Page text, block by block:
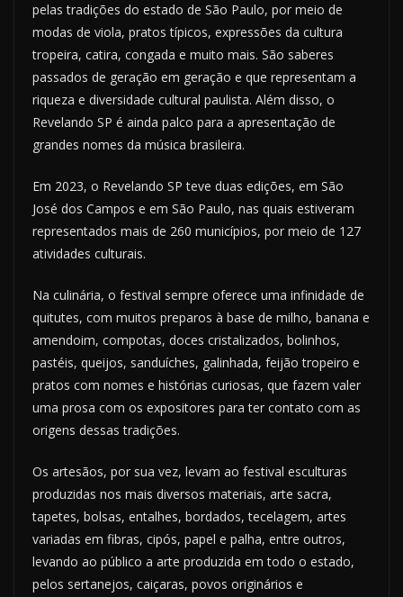
pelas tradições do estado de São Paulo, por meio de
modas de viola, pratos típicos, expressões da cultura
tropeira, catira, congada e muito mais. São saberes
passados de geração em geração e que representam a
riqueza e diversidade cultural paulista. Além disso, o
Revelando SP é ainda palco para a apresentação de
grandes nomes da música brasileira.
Em 2023, o Revelando SP teve duas edições, em São
José dos Campos e em São Paulo, nas quais estiveram
representados mais de 260 municípios, por meio de 127
atividades culturais.
Na culinária, o festival sempre oferece uma infinidade de
quitutes, com muitos preparos à base de milho, banana e
amendoim, compotas, doces cristalizados, bolinhos,
pastéis, queijos, sanduíches, galinhada, feijão tropeiro e
pratos com nomes e histórias curiosas, que fazem valer
uma prosa com os expositores para ter contato com as
origens dessas tradições.
Os artesãos, por sua vez, levam ao festival esculturas
produzidas nos mais diversos materiais, arte sacra,
tapetes, bolsas, entalhes, bordados, tecelagem, artes
variadas em fibras, cipós, papel e palha, entre outros,
levando ao público a arte produzida em todo o estado,
pelos sertanejos, caiçaras, povos originários e